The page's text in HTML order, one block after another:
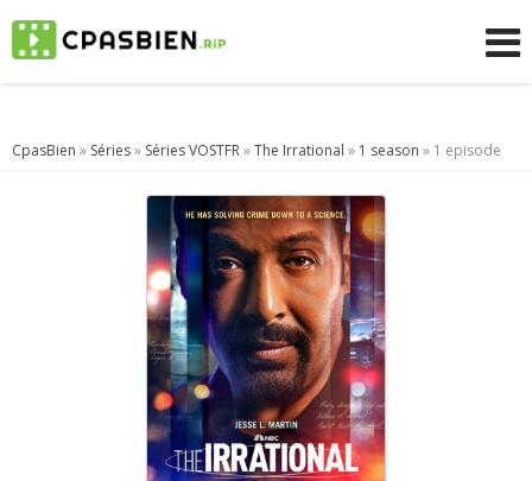
CpasBien » Séries» Séries VOSTFR»The Irrational » 1 season » 1 episode